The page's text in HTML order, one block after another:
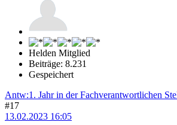
Helden Mitglied
Beiträge: 8.231
Gespeichert
Antw:1. Jahr in der Fachverantwortlichen
#17
13.02.2023 16:05